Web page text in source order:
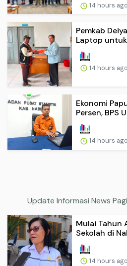
14 hours ago
Pemkab
Laptop untuk
14 hours ago
Ekonomi
Persen, BPS
14 hours ago
Update Informasi News
Mulai Tahun
Sekolah di
14 hours ago